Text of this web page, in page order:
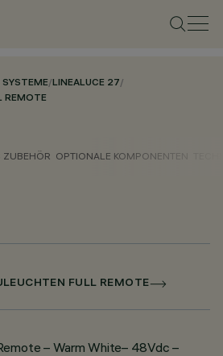
SYSTEME/LINEALUCE 27/
REMOTE
ZUBEHÖR OPTIONALE KOMPONENTEN
FULL REMOTE
– Warm White– 48Vdc –